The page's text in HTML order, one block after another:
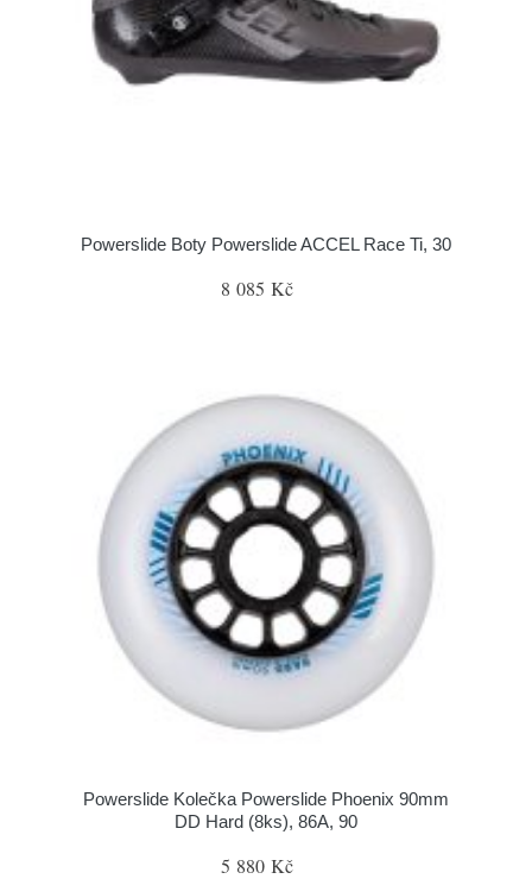
Powerslide Boty Powerslide ACCEL Race Ti, 30
8 085 Kč
Powerslide Kolečka Powerslide Phoenix 90mm
DD Hard (8ks), 86A, 90
5 880 Kč